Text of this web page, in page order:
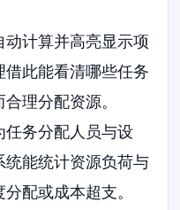
动计算并高亮显示项
借此能看清哪些任务
理分配资源。
任务分配人员与设
能统计资源负荷与
配或成本超支。